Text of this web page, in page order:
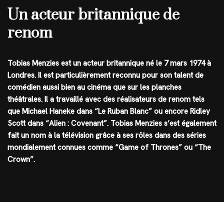
Un acteur britannique de
renom
Tobias Menzies est un acteur britannique né le 7 mars 1974 à
Londres. Il est particulièrement reconnu pour son talent de
comédien aussi bien au cinéma que sur les planches
théâtrales. Il a travaillé avec des réalisateurs de renom tels
que Michael Haneke dans “Le Ruban Blanc” ou encore Ridley
Scott dans “Alien : Covenant”. Tobias Menzies s’est également
fait un nom à la télévision grâce à ses rôles dans des séries
mondialement connues comme “Game of Thrones” ou “The
Crown”.